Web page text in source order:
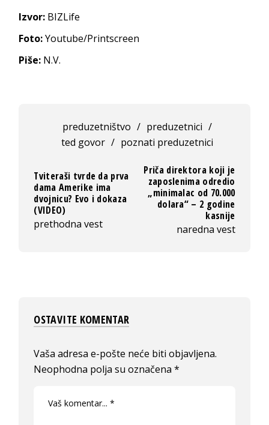
Izvor: BIZLife
Foto:Youtube/Printscreen
Piše: N.V.
preduzetništvo / preduzetnici /
ted govor / poznati preduzetnici
Tviteraši tvrde da prva
dama Amerike ima
dvojnicu? Evo i dokaza
(VIDEO)
prethodna vest
Priča direktora koji je
zaposlenima odredio
„minimalac od 70.000
dolara“ – 2 godine
kasnije
naredna vest
OSTAVITE KOMENTAR
Vaša adresa e-pošte neće biti objavljena.
Neophodna polja su označena*